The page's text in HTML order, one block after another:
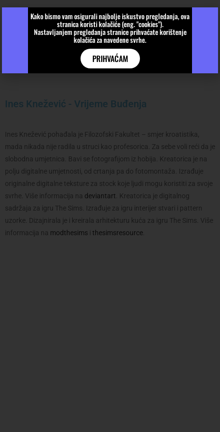
Ines Knežević - Vrijeme Buđenja
Ines Knežević pohađala je Filozofski Fakultet – smjer kroatistika,
mada nikada nije radila u struci kao profesorica. Za sebe voli reći da je
slobodna umjetnica. Bavi se fotografijom iz hobija. Kreatorica je na
polju digitalne umjetnosti, od crtanja pa do fotomontaža. Izrađuje
originalne digitalne teksture za stock koje ljudi mogu koristiti za svoje
svrhe. Više informacija na deviantart . Kreatorica je digitalnog
sadržaja za igru The Sims. Izrađuje za igru interijer stvari i pattern
uzorke. Dizajnirala je i kreirala arhitekturu kuća za igru The Sims. Više
informacija na modthesims i thesimsresource
Kako bismo vam osigurali najbolje iskustvo pregledanja, ova
stranica koristi kolačiće (eng. "cookies").
Nastavljanjem pregledanja stranice prihvaćate korištenje
kolačića za navedene svrhe.
PRIHVAĆAM